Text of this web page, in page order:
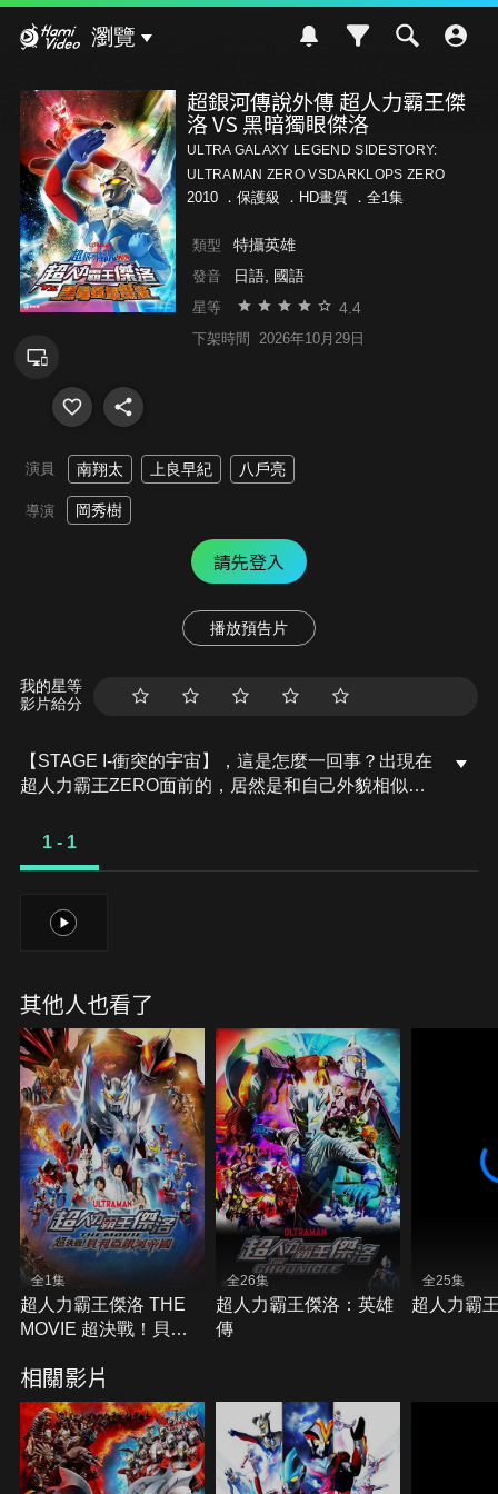
瀏覽
超銀河傳說外傳 超人力霸王傑
洛 VS 黑暗獨眼傑洛
ULTRA GALAXY LEGEND SIDESTORY:
ULTRAMAN ZERO VSDARKLOPS ZERO
2010 ． 保護級 ．HD畫質 ．全1集
類型 特攝英雄
發音 日語, 國語
星等 4.4
下架時間 2026年10月29日
演員 南翔太 上良早紀 八戶亮
導演 岡秀樹
請先登入
播放預告片
我的星等
影片給分
【STAGE I-衝突的宇宙】，這是怎麼一回事？出現在
超人力霸王ZERO面前的，居然是和自己外貌相似、
ZERO的決死圈】，ZERO在雷歐的協助下，終於擊
1 - 1
1
其他人也看了
全1集
超人力霸王傑洛 THE
MOVIE 超決戰！貝利
全26集
超人力霸王傑洛：英雄
傳
全25集
超人力霸
相關影片